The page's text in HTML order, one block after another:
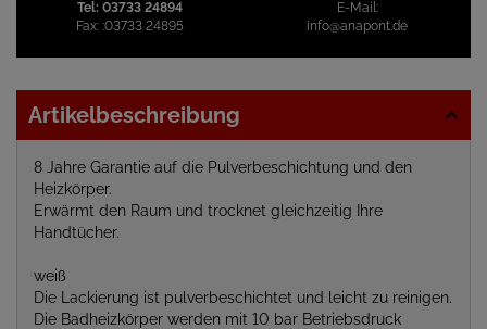
Tel: 03733 24894
Fax: :03733 24895
E-Mail:
info@anapont.de
Artikelbeschreibung
8 Jahre Garantie auf die Pulverbeschichtung und den
Heizkörper.
Erwärmt den Raum und trocknet gleichzeitig Ihre
Handtücher.
weiß
Die Lackierung ist pulverbeschichtet und leicht zu reinigen.
Die Badheizkörper werden mit 10 bar Betriebsdruck